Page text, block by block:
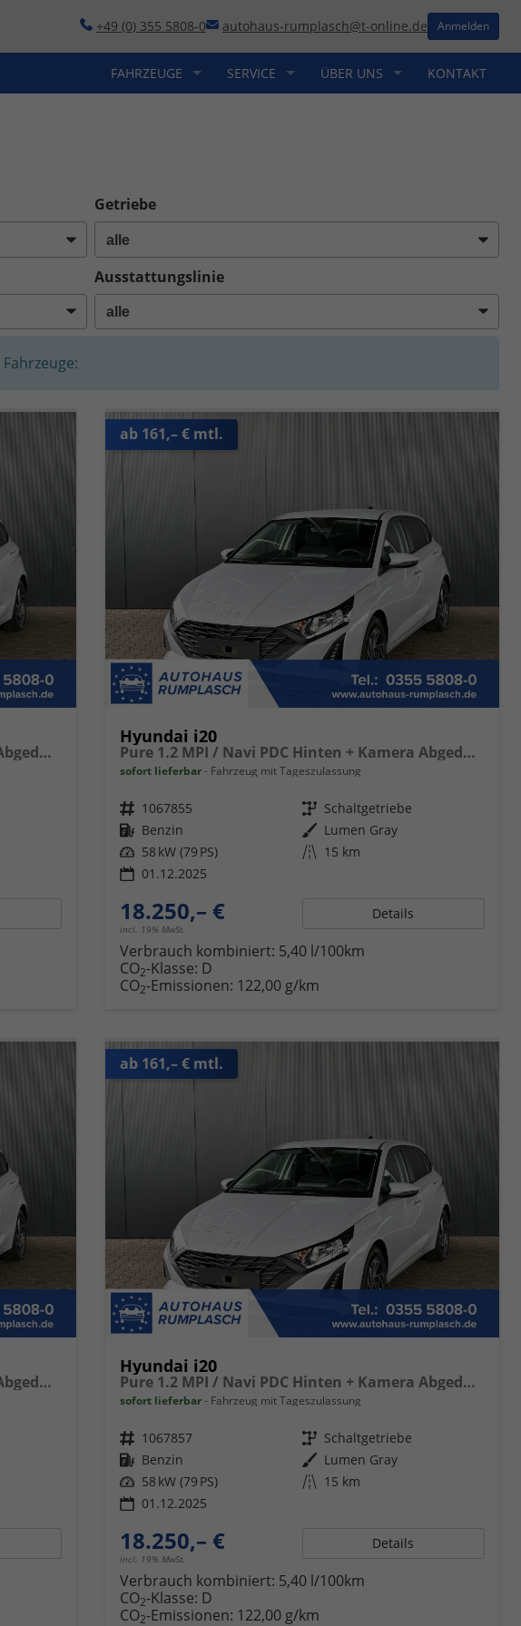
+49 (0) 355 5808-0 autohaus-rumplasch@t-online.de Anmelden
FAHRZEUGE SERVICE ÜBER UNS KONTAKT
Getriebe
Ausstattungslinie
Fahrzeuge:
Pure 1.2 MPI / Navi PDC Hinten + Kamera Abgedunkelte Scheiben Tempomat Alu 16"
ab 161,– € mtl.
Hyundai i20
Pure 1.2 MPI / Navi PDC Hinten + Kamera Abgedunkelte Scheiben Tempomat Alu 16"
sofort lieferbar Fahrzeug mit Tageszulassung
Fahrzeugnr. 1067855 Getriebe Schaltgetriebe
Kraftstoff Benzin Außenfarbe Lumen Gray
Leistung 58 kW (79 PS) Kilometerstand 15 km
01.12.2025
18.250,– €
incl. 19% MwSt.
Details
Verbrauch kombiniert: 5,40 l/100km
CO2-Klasse: D
CO2-Emissionen: 122,00 g/km
Pure 1.2 MPI / Navi PDC Hinten + Kamera Abgedunkelte Scheiben Tempomat Alu 16"
ab 161,– € mtl.
Hyundai i20
Pure 1.2 MPI / Navi PDC Hinten + Kamera Abgedunkelte Scheiben Tempomat Alu 16"
sofort lieferbar Fahrzeug mit Tageszulassung
Fahrzeugnr. 1067857 Getriebe Schaltgetriebe
Kraftstoff Benzin Außenfarbe Lumen Gray
Leistung 58 kW (79 PS) Kilometerstand 15 km
01.12.2025
18.250,– €
incl. 19% MwSt.
Details
Verbrauch kombiniert: 5,40 l/100km
CO2-Klasse: D
CO2-Emissionen: 122,00 g/km